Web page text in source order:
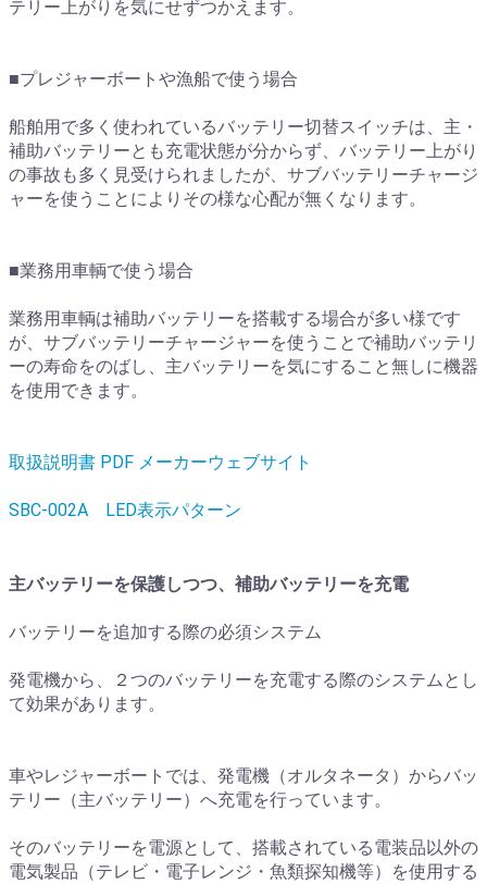
テリー上がりを気にせずつかえます。
■プレジャーボートや漁船で使う場合
船舶用で多く使われているバッテリー切替スイッチは、主・
補助バッテリーとも充電状態が分からず、バッテリー上がり
の事故も多く見受けられましたが、サブバッテリーチャージ
ャーを使うことによりその様な心配が無くなります。
■業務用車輌で使う場合
業務用車輌は補助バッテリーを搭載する場合が多い様です
が、サブバッテリーチャージャーを使うことで補助バッテリ
ーの寿命をのばし、主バッテリーを気にすること無しに機器
を使用できます。
取扱説明書 PDF メーカーウェブサイト
SBC-002A LED表示パターン
主バッテリーを保護しつつ、補助バッテリーを充電
バッテリーを追加する際の必須システム
発電機から、２つのバッテリーを充電する際のシステムとし
て効果があります。
車やレジャーボートでは、発電機（オルタネータ）からバッ
テリー（主バッテリー）へ充電を行っています。
そのバッテリーを電源として、搭載されている電装品以外の
電気製品（テレビ・電子レンジ・魚類探知機等）を使用する